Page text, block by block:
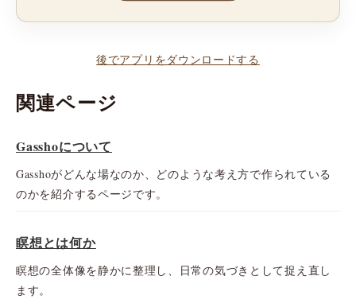
後でアプリをダウンロードする
関連ページ
Gasshoについて
Gasshoがどんな場なのか、どのような考え方で作られている
のかを紹介するページです。
瞑想とは何か
瞑想の全体像を静かに整理し、日常の気づきとして捉え直し
ます。